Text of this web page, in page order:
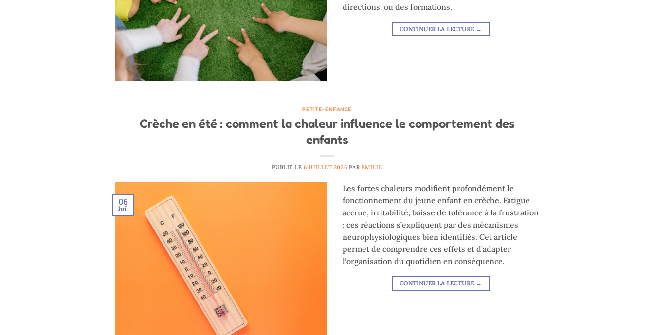
directions, ou des formations.
CONTINUER LA LECTURE →
PETITE-ENFANCE
Crèche en été : comment la chaleur influence le comportement des
enfants
PUBLIÉ LE6 JUILLET 2026 PAR EMILIE
06
Juil
Les fortes chaleurs modifient profondément le
fonctionnement du jeune enfant en crèche. Fatigue
accrue, irritabilité, baisse de tolérance à la frustration
: ces réactions s’expliquent par des mécanismes
neurophysiologiques bien identifiés. Cet article
permet de comprendre ces effets et d’adapter
l’organisation du quotidien en conséquence.
CONTINUER LA LECTURE →